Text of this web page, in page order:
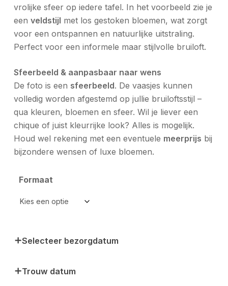
vrolijke sfeer op iedere tafel. In het voorbeeld zie je
een veldstijl met los gestoken bloemen, wat zorgt
voor een ontspannen en natuurlijke uitstraling.
Perfect voor een informele maar stijlvolle bruiloft.
Sfeerbeeld & aanpasbaar naar wens
De foto is een sfeerbeeld. De vaasjes kunnen
volledig worden afgestemd op jullie bruiloftsstijl –
qua kleuren, bloemen en sfeer. Wil je liever een
chique of juist kleurrijke look? Alles is mogelijk.
Houd wel rekening met een eventuele meerprijs bij
bijzondere wensen of luxe bloemen.
Formaat
Selecteer bezorgdatum
Trouw datum